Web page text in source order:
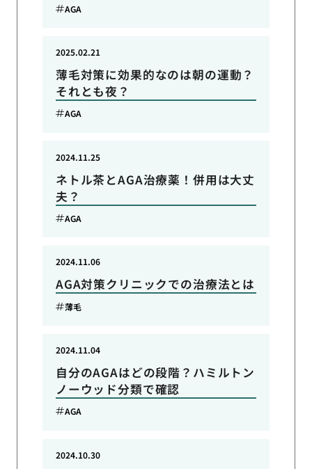
AGA
薄毛対策に効果的なのは朝の運動？
それとも夜？
2025.02.21
AGA
ネトル茶とAGA治療薬！併用は大丈
夫？
2024.11.25
AGA
AGA対策クリニックでの治療法とは
2024.11.06
薄毛
自分のAGAはどの段階？ハミルトン
ノーウッド分類で確認
2024.11.04
AGA
2024.10.30